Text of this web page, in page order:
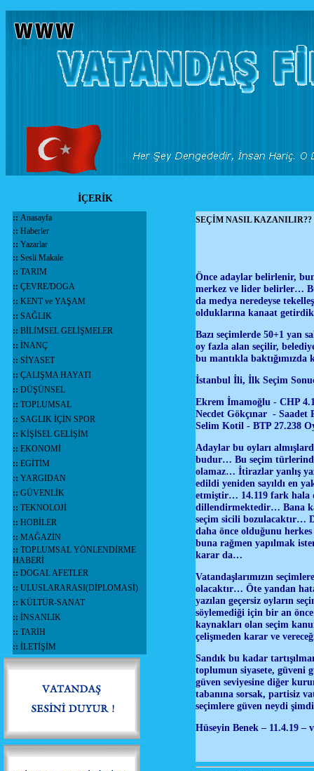
İÇERİK
:: Anasayfa
:: Haberler
:: Yazarlar
:: Sesli Makale
:: TARIM
:: ÇEVRE/DOGA
:: KENT ve YAŞAM
:: SAĞLIK
:: BİLİMSEL GELİŞMELER
:: İNANÇ
:: SİYASET
:: ÇALIŞMA HAYATI
:: DÜŞÜNSEL
:: TOPLUMSAL
:: SAGLIK İÇİN SPOR
:: KİŞİSEL GELİŞİM
:: EKONOMİ
:: EGİTİM
:: YARGIDAN
:: GÜVENLİK
:: TEKNOLOJİ
:: HOBİLER
:: MAĞAZİN
:: TOPLUMSAL YÖNLENDİRME
HABERİ
:: DOGAL AFETLER
:: ULUSLARARASI(DİPLOMASİ)
:: KÜLTÜR-SANAT
:: İNSANLIK
:: TARİH
:: İLETİŞİM
SEÇİM NASIL KAZANILIR??
Önce adaylar belirlenir,
merkez ve lider belirler…
da medya neredeyse
olduklarına kanaat
Bazı seçimlerde 50+1 yan
oy fazla alan seçilir,
bu mantıkla
İstanbul İli, İlk Seçim
Ekrem İmamoğlu - CHP
Necdet Gökçınar -
Selim Kotil - BTP 27.238
Adaylar bu oyları
budur… Bu seçim
olamaz… İtirazlar yanlış
edildi yeniden sayıldı en
etmiştir… 14.119 fark hala
dillendirmektedir… Bana
seçim sicili bozulacaktır…
daha önce olduğunu
buna rağmen yapılmak
karar da…
Vatandaşlarımızın
olacaktır… Öte yandan
yazılan geçersiz oyların
söylemediği için bir an
kaynakları olan seçim
çelişmeden karar ve
Sandık bu kadar
toplumun siyasete, güveni
güven seviyesine diğer
tabanına sorsak, partisiz
seçimlere güven neydi
Hüseyin Benek – 11.4.19 –